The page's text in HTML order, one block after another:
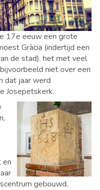
17e eeuw een grote
Gràcia (indertijd een
de stad), het met veel
niet over een
dat jaar werd
Josepetskerk.
en
gebouwd.